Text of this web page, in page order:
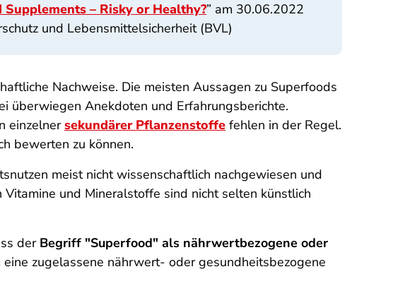
Supplements – Risky or Healthy?” am 30.06.2022
und Lebensmittelsicherheit (BVL)
Nachweise. Die meisten Aussagen zu Superfoods
überwiegen Anekdoten und Erfahrungsberichte.
einzelnersekundärer Pflanzenstoffe fehlen in der Regel.
bewerten zu können.
meist nicht wissenschaftlich nachgewiesen und
und Mineralstoffe sind nicht selten künstlich
der Begriff "Superfood" als nährwertbezogene oder
zugelassene nährwert- oder gesundheitsbezogene